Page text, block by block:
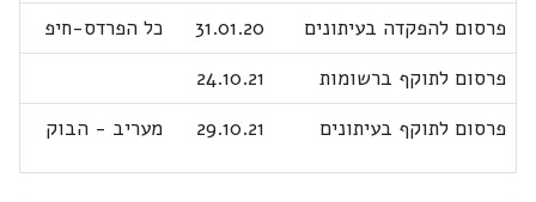
פרסום להפקדה בעיתונים
31.01.20
כל הפרדס-חיפ
פרסום לתוקף ברשומות
24.10.21
פרסום לתוקף בעיתונים
29.10.21 מעריב - הבוק